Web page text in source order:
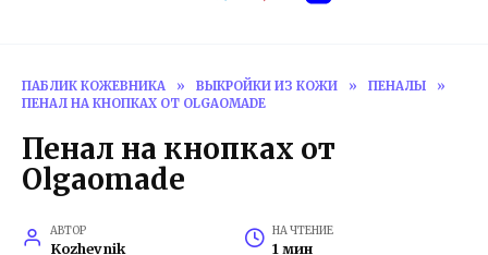
ПАБЛИК КОЖЕВНИКА » ВЫКРОЙКИ ИЗ КОЖИ » ПЕНАЛЫ
»
ПЕНАЛ НА КНОПКАХ ОТ OLGAOMADE
Пенал на кнопках от
Olgaomade
АВТОР
Kozhevnik
НА ЧТЕНИЕ
1 мин